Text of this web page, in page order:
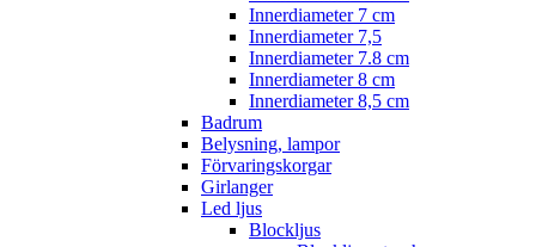
Innerdiameter 7 cm
Innerdiameter 7,5
Innerdiameter 7.8 cm
Innerdiameter 8 cm
Innerdiameter 8,5 cm
Badrum
Belysning, lampor
Förvaringskorgar
Girlanger
Led ljus
Blockljus